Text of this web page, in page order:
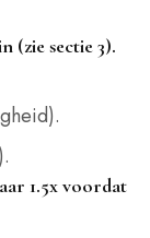
(zie sectie 3).
1.5x voordat